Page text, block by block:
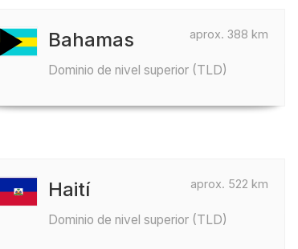
aprox. 388 km
Bahamas
Dominio de nivel superior (TLD)
aprox. 522 km
Haití
Dominio de nivel superior (TLD)